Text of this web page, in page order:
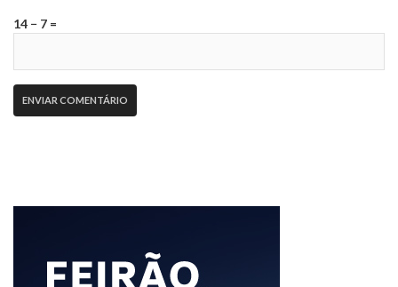
14 − 7 =